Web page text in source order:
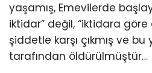
yaşamış, Emevilerde
iktidar” değil, “iktidara göre
şiddetle karşı çıkmış ve
tarafından öldürülmüştür…